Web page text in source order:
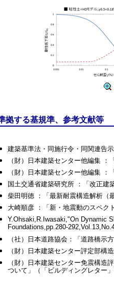
拠する基規準、参考文献等
建築基準法・同施行令・同関連告示
（財）日本建築センター他編集 ：
（財）日本建築センター他編集 ：
国土交通省建築研究所 ：「改正建
柴田明徳 ：「最新耐震構造解析（
大崎順彦 ：「新・地震動のスペク
Y.Ohsaki,R.Iwasaki,"On Dynamic
Foundations,pp.280-
（社）日本道路協会：「道路橋示
（財）日本建築センター評定部構
（財）日本建築センター免震構造
ついて」（「ビルディングレター」